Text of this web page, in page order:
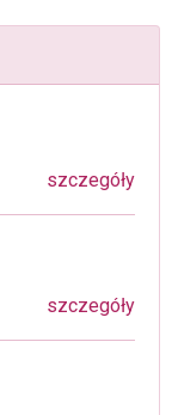
szczegóły
szczegóły